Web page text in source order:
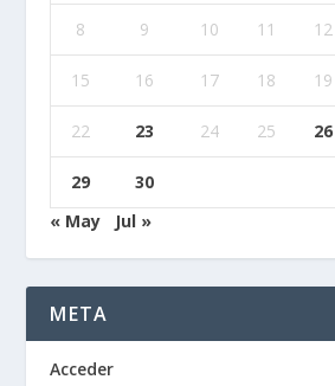
8 9 10 11 12
15 16 17 18 19
22 23 24 25 26
29
30
« May
Jul »
META
Acceder